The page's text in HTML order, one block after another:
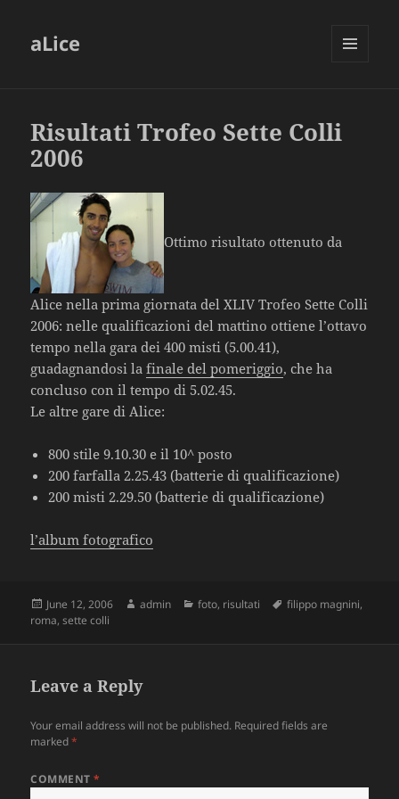
aLice
Risultati Trofeo Sette Colli
2006
Ottimo risultato ottenuto da
Alice nella prima giornata del XLIV Trofeo Sette Colli
2006: nelle qualificazioni del mattino ottiene l’ottavo
tempo nella gara dei 400 misti (5.00.41),
guadagnandosi lafinale del pomeriggio, che ha
concluso con il tempo di 5.02.45.
Le altre gare di Alice:
800 stile 9.10.30 e il 10^ posto
200 farfalla 2.25.43 (batterie di qualificazione)
200 misti 2.29.50 (batterie di qualificazione)
l’album fotografico
Posted
on
June 12, 2006 Author
admin Categories
foto, risultati Tags
filippo magnini,
roma,sette colli
Leave a Reply
Your email address will not be published. Required fields are
marked*
COMMENT*